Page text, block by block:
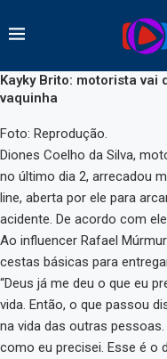
Kayky Brito: motorista vai
vaquinha
Foto: Reprodução.
Diones Coelho da Silva,
no último dia 2, arrecadou
line, aberta por ele para
acidente. De acordo com
Ao influencer Rafael
cestas básicas para
“Deus já me deu o que eu
vida. Então, o que passou
na vida das outras
como eu precisei. Esse é o